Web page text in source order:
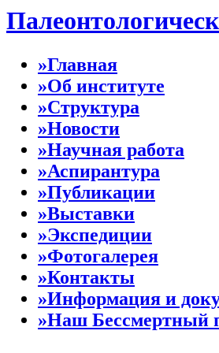
»Главная
»Об институте
»Структура
»Новости
»Научная работа
»Аспирантура
»Публикации
»Выставки
»Экспедиции
»Фотогалерея
»Контакты
»Информация и
»Наш Бессмертный